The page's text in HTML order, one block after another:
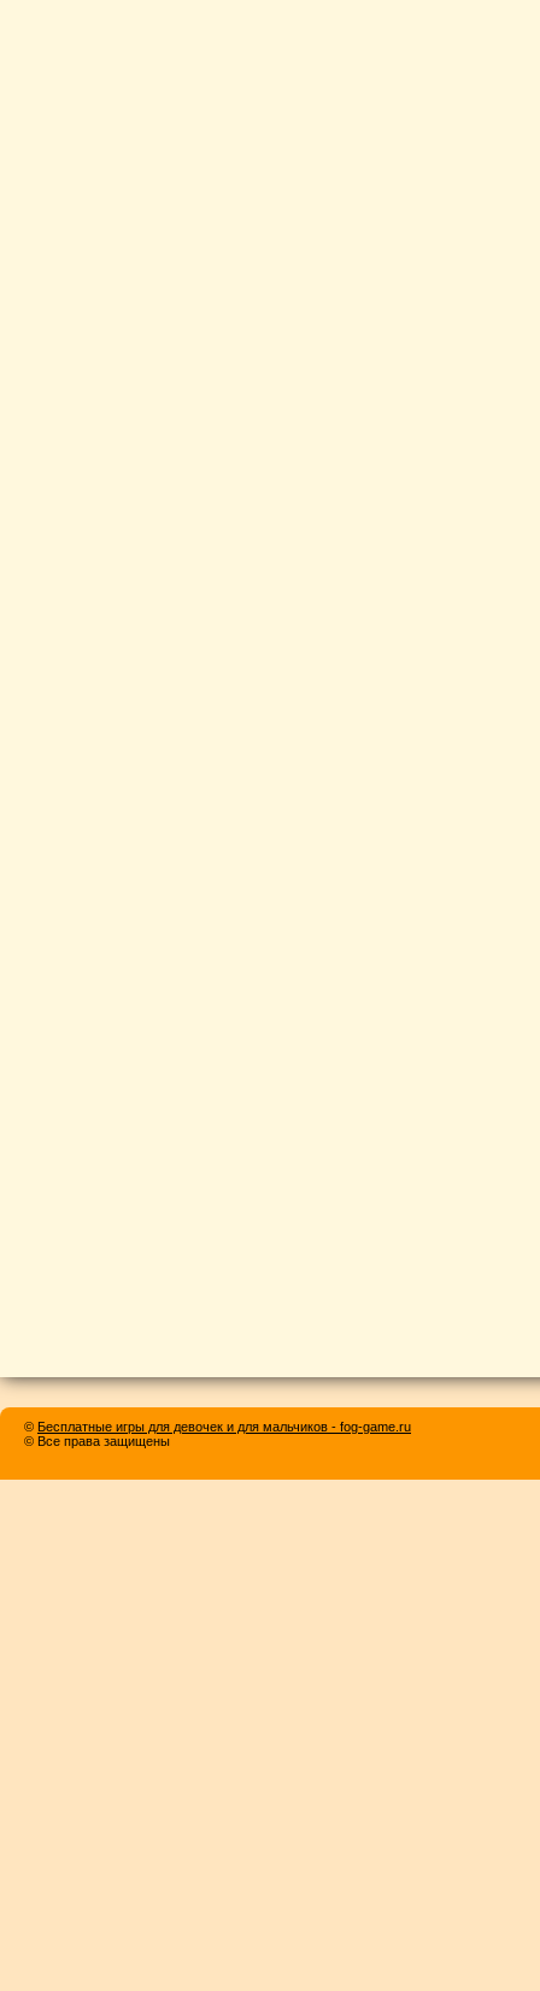
© Бесплатные игры для девочек и для мальчиков - fog-game.ru
© Все права защищены